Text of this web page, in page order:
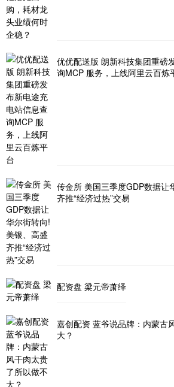
优优配送版 朗新科技集团重磅
询MCP 服务，上线阿里云百炼
传金所 美国三季度GDP数据让
齐推“经济过热”交易
配资盘 梁元帝萧绎
嘉创配资 蓝爷说品牌：内蒙古
大？